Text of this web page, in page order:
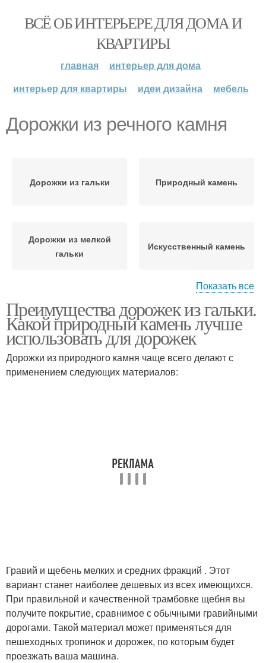
ВСЁ ОБ ИНТЕРЬЕРЕ ДЛЯ ДОМА И
КВАРТИРЫ
главная
интерьер для дома
интерьер для квартиры
идеи дизайна мебель
Дорожки из речного камня
Дорожки из гальки Природный камень
Дорожки из мелкой
гальки
Искусственный камень
Садовые дорожки Дорожки из гравия
Дорожки из
Дорожка из природного
Показать все
Преимущества дорожек из гальки.
Какой природный камень лучше
использовать для дорожек
Дорожки из природного камня чаще всего делают с
применением следующих материалов:
Гравий и щебень мелких и средних фракций . Этот
вариант станет наиболее дешевых из всех имеющихся.
При правильной и качественной трамбовке щебня вы
получите покрытие, сравнимое с обычными гравийными
дорогами. Такой материал может применяться для
пешеходных тропинок и дорожек, по которым будет
проезжать ваша машина.